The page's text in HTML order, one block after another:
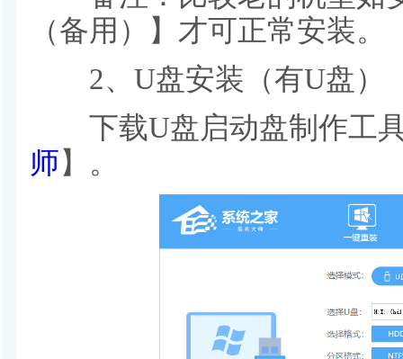
（备用）】才可正常安装。
2、U盘安装（有U盘）
下载U盘启动盘制作工
师】。